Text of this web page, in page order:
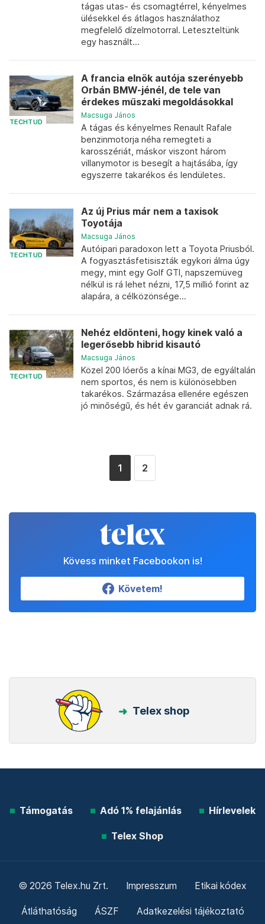
tágas utas- és csomagtérrel, kényelmes
ülésekkel és átlagos használathoz
megfelelő dízelmotorral. Leteszteltünk
egy használt...
TECHTUD
A francia elnök autója szerényebb
Orbán BMW-jénél, de tele van
érdekes műszaki megoldásokkal
Macsuga János
A tágas és kényelmes Renault Rafale
benzinmotorja néha remegteti a
karosszériát, máskor viszont három
villanymotor is besegít a hajtásába, így
egyszerre takarékos és lendületes.
TECHTUD
Az új Prius már nem a taxisok
Toyotája
Macsuga János
Autóipari paradoxon lett a Toyota Priusból.
A fogyasztásfetisiszták egykori álma úgy
megy, mint egy Golf GTI, napszemüveg
nélkül is rá lehet nézni, 17,5 millió forint az
alapára, a célközönsége...
TECHTUD
Nehéz eldönteni, hogy kinek való a
legerősebb hibrid kisautó
Macsuga János
Közel 200 lóerős a kínai MG3, de egyáltalán
nem sportos, és nem is különösebben
takarékos. Származása ellenére egészen
jó minőségű, és hét év garanciát adnak rá.
1 2
Kövess minket Facebookon is!
Követem!
Telex shop
Támogatás Adó 1% felajánlás Hírlevelek
Telex Shop
© 2026 Telex.hu Zrt. Impresszum Etikai kódex
Átláthatóság ÁSZF Adatkezelési tájékoztató